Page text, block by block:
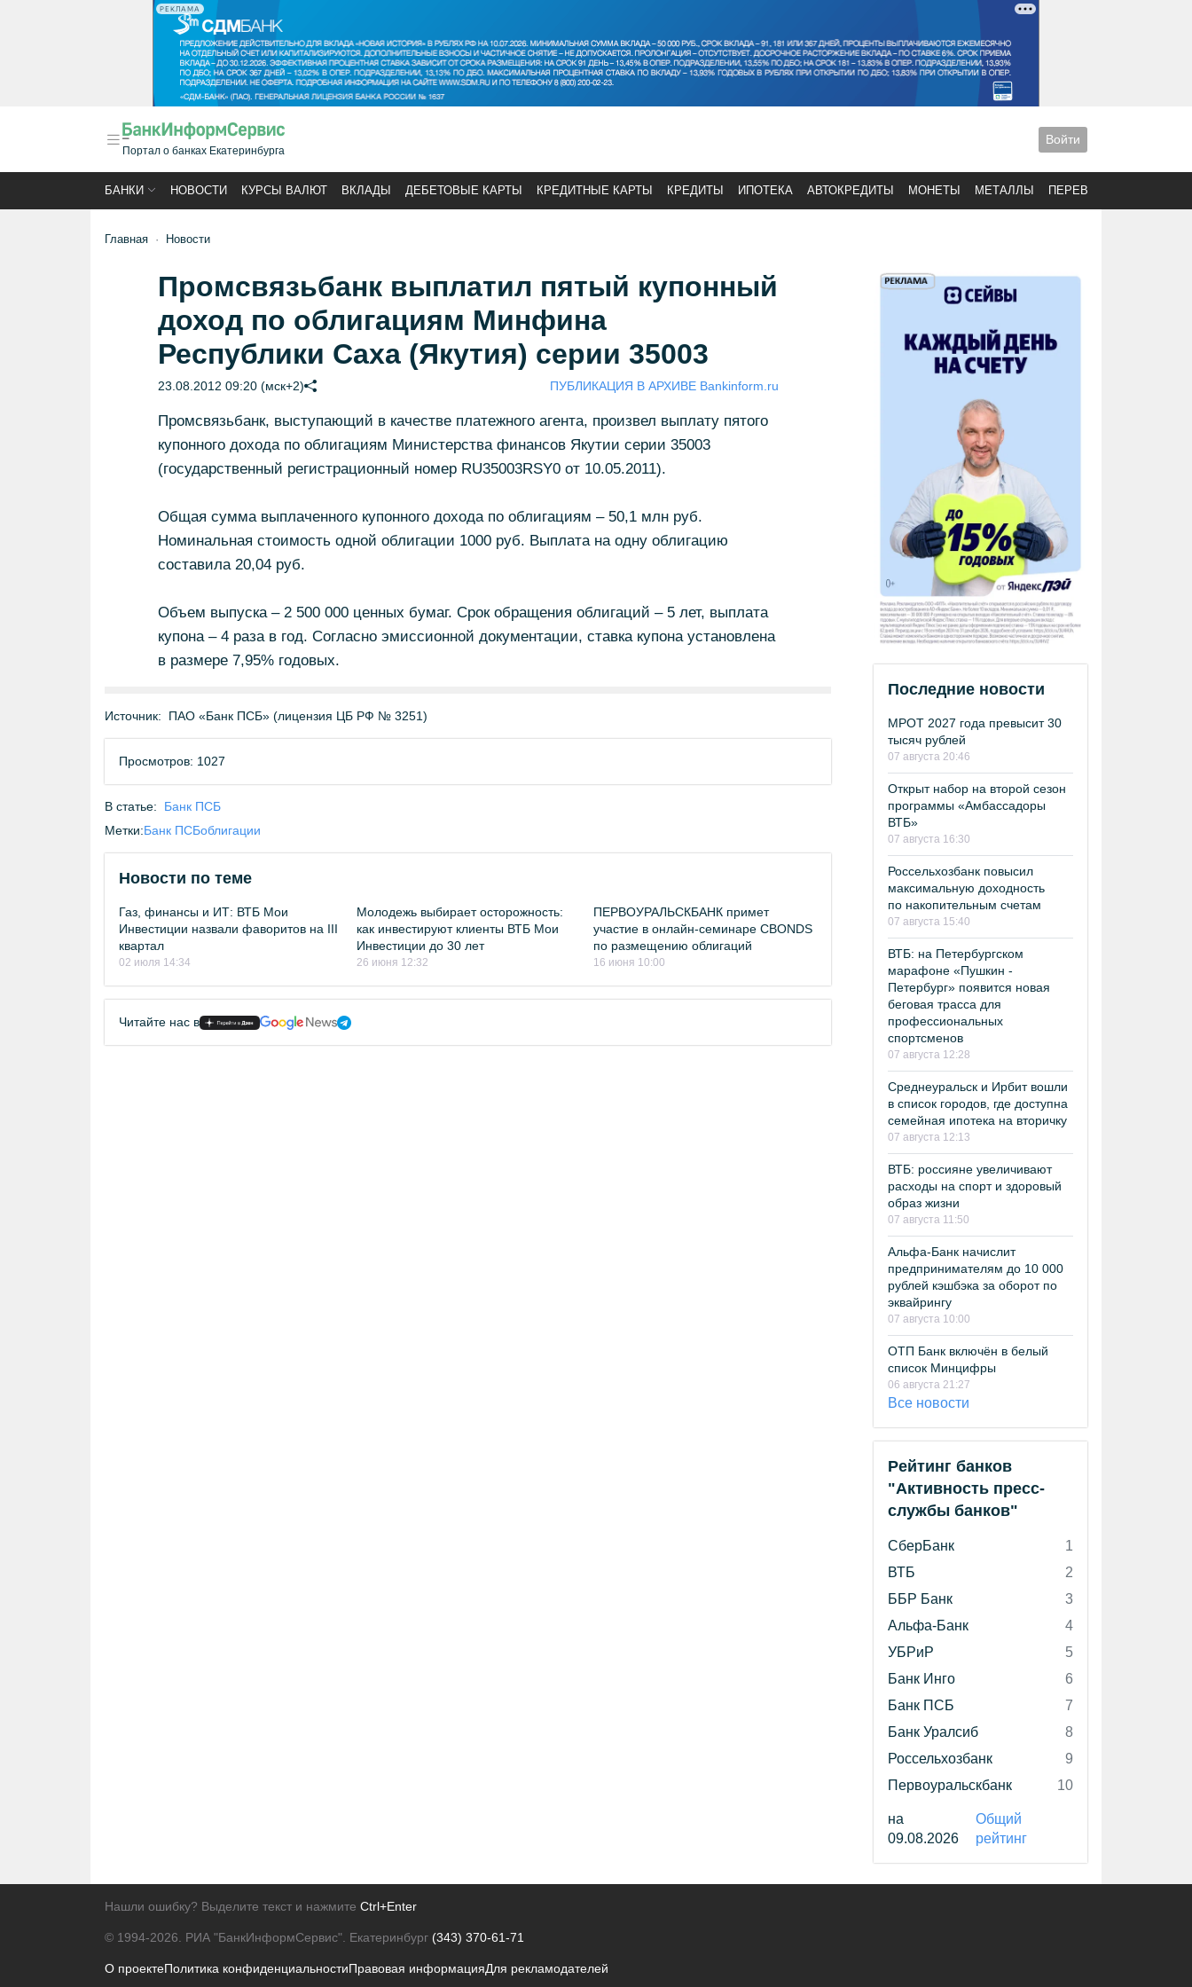
РЕКЛАМА
Портал о банках Екатеринбурга
Войти
БАНКИ НОВОСТИ КУРСЫ ВАЛЮТ ВКЛАДЫ ДЕБЕТОВЫЕ КАРТЫ КРЕДИТНЫЕ КАРТЫ КРЕДИТЫ ИПОТЕКА АВТОКРЕДИТЫ МОНЕТЫ МЕТАЛЛЫ ПЕРЕВОДЫ
Главная Новости
Промсвязьбанк выплатил пятый купонный
доход по облигациям Минфина
Республики Саха (Якутия) серии 35003
23.08.2012 09:20 (мск+2) ПУБЛИКАЦИЯ В АРХИВЕ Bankinform.ru
Промсвязьбанк, выступающий в качестве платежного агента, произвел выплату пятого
купонного дохода по облигациям Министерства финансов Якутии серии 35003
(государственный регистрационный номер RU35003RSY0 от 10.05.2011).
Общая сумма выплаченного купонного дохода по облигациям – 50,1 млн руб.
Номинальная стоимость одной облигации 1000 руб. Выплата на одну облигацию
составила 20,04 руб.
Объем выпуска – 2 500 000 ценных бумаг. Срок обращения облигаций – 5 лет, выплата
купона – 4 раза в год. Согласно эмиссионной документации, ставка купона установлена
в размере 7,95% годовых.
Источник: ПАО «Банк ПСБ» (лицензия ЦБ РФ № 3251)
Просмотров: 1027
В статье:
Банк ПСБ
Метки:Банк ПСБоблигации
Новости по теме
Газ, финансы и ИТ: ВТБ Мои
Инвестиции назвали фаворитов на III
квартал
02 июля 14:34
Молодежь выбирает осторожность:
как инвестируют клиенты ВТБ Мои
Инвестиции до 30 лет
26 июня 12:32
ПЕРВОУРАЛЬСКБАНК примет
участие в онлайн-семинаре CBONDS
по размещению облигаций
16 июня 10:00
Читайте нас в
Последние новости
МРОТ 2027 года превысит 30
тысяч рублей
07 августа 20:46
Открыт набор на второй сезон
программы «Амбассадоры
ВТБ»
07 августа 16:30
Россельхозбанк повысил
максимальную доходность
по накопительным счетам
07 августа 15:40
ВТБ: на Петербургском
марафоне «Пушкин -
Петербург» появится новая
беговая трасса для
профессиональных
спортсменов
07 августа 12:28
Среднеуральск и Ирбит вошли
в список городов, где доступна
семейная ипотека на вторичку
07 августа 12:13
ВТБ: россияне увеличивают
расходы на спорт и здоровый
образ жизни
07 августа 11:50
Альфа-Банк начислит
предпринимателям до 10 000
рублей кэшбэка за оборот по
эквайрингу
07 августа 10:00
ОТП Банк включён в белый
список Минцифры
06 августа 21:27
Все новости
Рейтинг банков
"Активность пресс-
службы банков"
СберБанк
1
ВТБ
2
ББР Банк
3
Альфа-Банк
4
УБРиР
5
Банк Инго
6
Банк ПСБ
7
Банк Уралсиб
8
Россельхозбанк
9
Первоуральскбанк
10
на
09.08.2026
Общий
рейтинг
Нашли ошибку? Выделите текст и нажмите Ctrl+Enter
© 1994-2026. РИА "БанкИнформСервис". Екатеринбург (343) 370-61-71
О проектеПолитика конфиденциальностиПравовая информацияДля рекламодателей